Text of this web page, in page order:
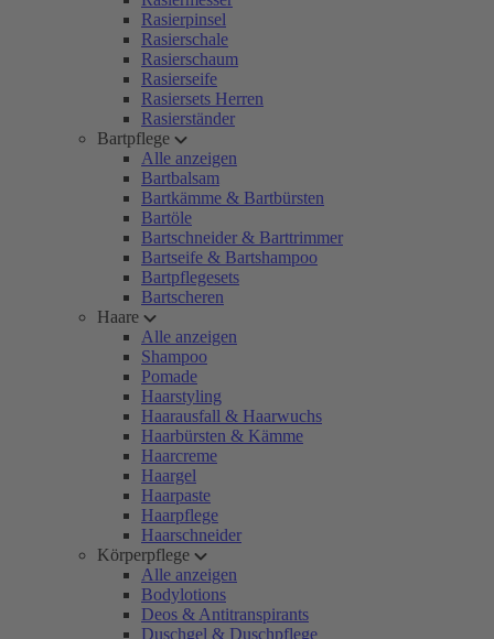
Rasierpinsel
Rasierschale
Rasierschaum
Rasierseife
Rasiersets Herren
Rasierständer
Bartpflege
Alle anzeigen
Bartbalsam
Bartkämme & Bartbürsten
Bartöle
Bartschneider & Barttrimmer
Bartseife & Bartshampoo
Bartpflegesets
Bartscheren
Haare
Alle anzeigen
Shampoo
Pomade
Haarstyling
Haarausfall & Haarwuchs
Haarbürsten & Kämme
Haarcreme
Haargel
Haarpaste
Haarpflege
Haarschneider
Körperpflege
Alle anzeigen
Bodylotions
Deos & Antitranspirants
Duschgel & Duschpflege